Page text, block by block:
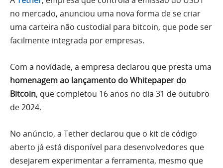
no mercado, anunciou uma nova forma de se criar
uma carteira não custodial para bitcoin, que pode ser
facilmente integrada por empresas.
Com a novidade, a empresa declarou que presta uma
homenagem ao lançamento do Whitepaper do
Bitcoin, que completou 16 anos no dia 31 de outubro
de 2024.
No anúncio, a Tether declarou que o kit de código
aberto já está disponível para desenvolvedores que
desejarem experimentar a ferramenta, mesmo que